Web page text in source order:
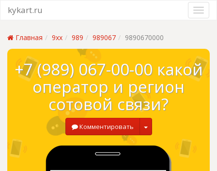
kykart.ru
Главная 9xx 989 989067 9890670000
+7 (989) 067-00-00 какой
оператор и регион
сотовой связи?
Комментировать